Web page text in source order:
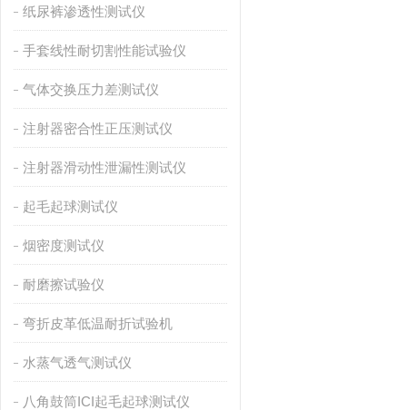
纸尿裤渗透性测试仪
手套线性耐切割性能试验仪
气体交换压力差测试仪
注射器密合性正压测试仪
注射器滑动性泄漏性测试仪
起毛起球测试仪
烟密度测试仪
耐磨擦试验仪
弯折皮革低温耐折试验机
水蒸气透气测试仪
八角鼓筒ICI起毛起球测试仪